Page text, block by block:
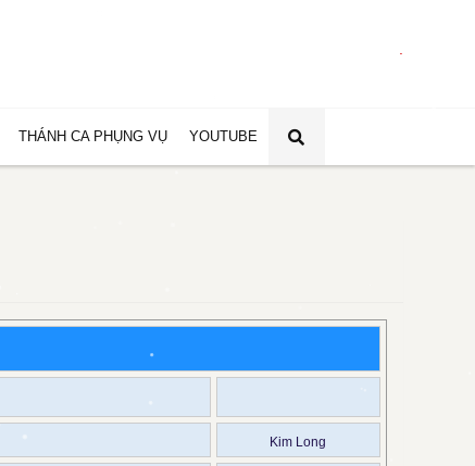
THÁNH CA PHỤNG VỤ YOUTUBE
Kim Long